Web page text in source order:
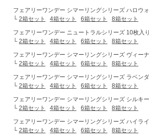
フェアリーワンデー シマーリングシリーズ ハロウ
└ 2箱セット 4箱セット 6箱セット
8箱セット
フェアリーワンデー ニュートラルシリーズ 10枚入り
└ 2箱セット 4箱セット 6箱セット
8箱セット
フェアリーワンデー シマーリングシリーズ ヴィー
└ 2箱セット 4箱セット 6箱セット
8箱セット
フェアリーワンデー シマーリングシリーズ ラベン
└ 2箱セット 4箱セット 6箱セット
8箱セット
フェアリーワンデー シマーリングシリーズ シルキ
└ 2箱セット 4箱セット 6箱セット
8箱セット
フェアリーワンデー シマーリングシリーズ ハイラ
└ 2箱セット 4箱セット 6箱セット
8箱セット